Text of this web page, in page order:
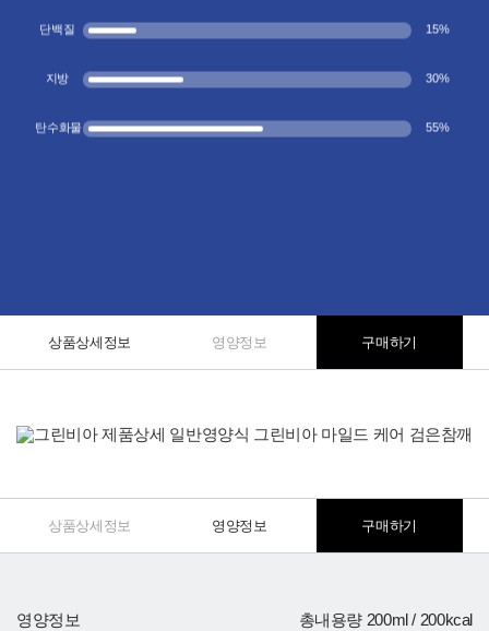
단백질 15%
지방 30%
탄수화물 55%
상품상세정보 영양정보 구매하기
상품상세정보 영양정보 구매하기
영양정보 총내용량 200ml / 200kcal